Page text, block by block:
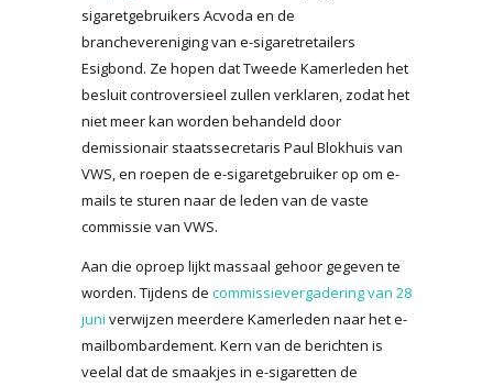
sigaretgebruikers Acvoda en de
branchevereniging van e-sigaretretailers
Esigbond. Ze hopen dat Tweede Kamerleden het
besluit controversieel zullen verklaren, zodat het
niet meer kan worden behandeld door
demissionair staatssecretaris Paul Blokhuis van
VWS, en roepen de e-sigaretgebruiker op om e-
mails te sturen naar de leden van de vaste
commissie van VWS.
Aan die oproep lijkt massaal gehoor gegeven te
worden. Tijdens de commissievergadering van 28
juni verwijzen meerdere Kamerleden naar het e-
mailbombardement. Kern van de berichten is
veelal dat de smaakjes in e-sigaretten de